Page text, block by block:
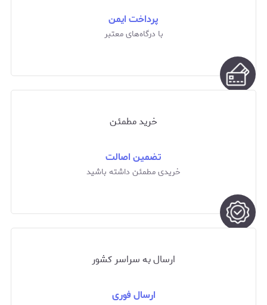
پرداخت ایمن
با درگاه‌های معتبر
خرید مطمئن
تضمین اصالت
خریدی مطمئن داشته باشید
ارسال به سراسر کشور
ارسال فوری